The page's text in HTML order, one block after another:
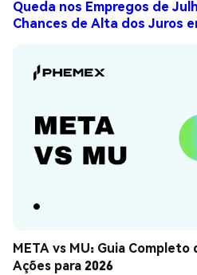
Queda nos Empregos de
Chances de Alta dos Juros
META vs MU: Guia
Ações para 2026